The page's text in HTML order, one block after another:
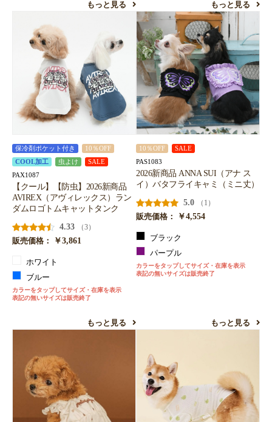
もっと見る もっと見る
保冷剤ポケット付き
10％OFF
COOL加工
虫よけ SALE
PAX1087
【クール】【防虫】2026新商品
AVIREX（アヴィレックス）ラン
ダムロゴトムキャットタンク
4.33
（3）
販売価格：
￥3,861
ホワイト
ブルー
カラーをタップしてサイズ・在庫を表示
表記の無いサイズは販売終了
もっと見る
10％OFF SALE
PAS1083
2026新商品 ANNA SUI（アナ ス
イ）バタフライキャミ（ミニ丈）
5.0
（1）
販売価格：
￥4,554
ブラック
パープル
カラーをタップしてサイズ・在庫を表示
表記の無いサイズは販売終了
もっと見る